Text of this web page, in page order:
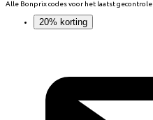
Alle Bonprixcodes voor het laatst
20% korting